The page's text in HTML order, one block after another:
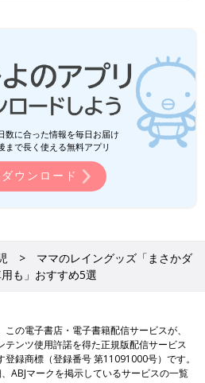
数に合った情報を毎日お届け
まで長く使える無料アプリ
ウンロード
ママのレイングッズ「まさかダ
も」おすすめ5選
この電子書店・電子書籍配信サービスが、
テンツ使用許諾を得た正規版配信サービス
登録商標（登録番号 第11091000号）です。
ABJマークを掲示しているサービスの一覧